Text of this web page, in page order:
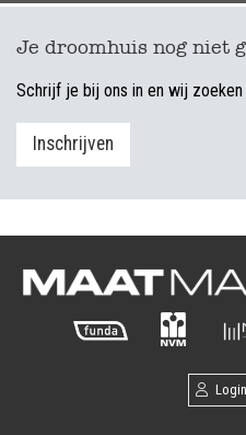
Je droomhuis nog niet
Schrijf je bij ons in en wij
Inschrijven